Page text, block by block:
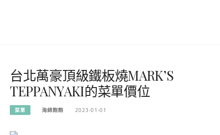
台北萬豪頂級鐵板燒MARK’S
TEPPANYAKI的菜單價位
菜單 海綿飽飽 2023-01-01